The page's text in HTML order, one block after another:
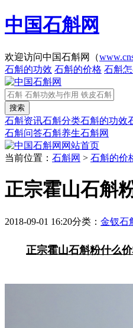
中国石斛网
欢迎访问中国石斛网（
石斛的功效 石斛的价格 石斛
石斛资讯石斛分类石斛的功效
石斛问答石斛养生石斛网
网站首页
当前位置： 石斛网 > 石斛的价
正宗霍山石斛
2018-09-01 16:20分类： 金钗石
正宗霍山石斛粉什么价